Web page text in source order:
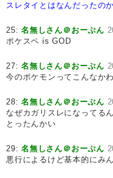
スレタイとはなんだったのか
25:名無しさん＠おーぷん
ポケスペ is GOD
27:名無しさん＠おーぷん
今のポケモンってこんなか
28:名無しさん＠おーぷん
なぜカガリスレになってる
とったんかい
29:名無しさん＠おーぷん
悪行によるけど基本的にみ